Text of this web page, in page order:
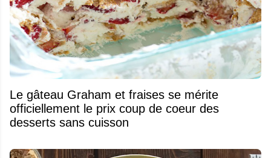
Le gâteau Graham et fraises se mérite
officiellement le prix coup de coeur des
desserts sans cuisson